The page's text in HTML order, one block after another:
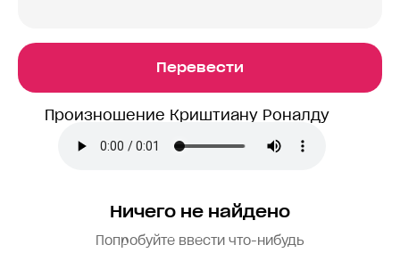
Перевести
Произношение Криштиану Роналду
Ничего не найдено
Попробуйте ввести что-нибудь